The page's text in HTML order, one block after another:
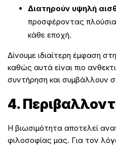
Διατηρούν υψηλή
προσφέροντας
κάθε εποχή.
Δίνουμε ιδιαίτερη έμφαση
καθώς αυτά είναι πιο
συντήρηση και συμβάλλουν
4.
Η βιωσιμότητα αποτελεί
φιλοσοφίας μας. Για τον